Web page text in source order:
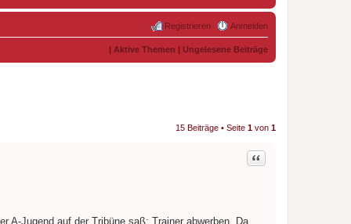
Anmelden
Registrieren
| Aktive Themen | Ungelesene Beiträge
15 Beiträge • Seite 1 von 1
Zitat
A-Jugend auf der Tribüne saß: Trainer abwerben. Da